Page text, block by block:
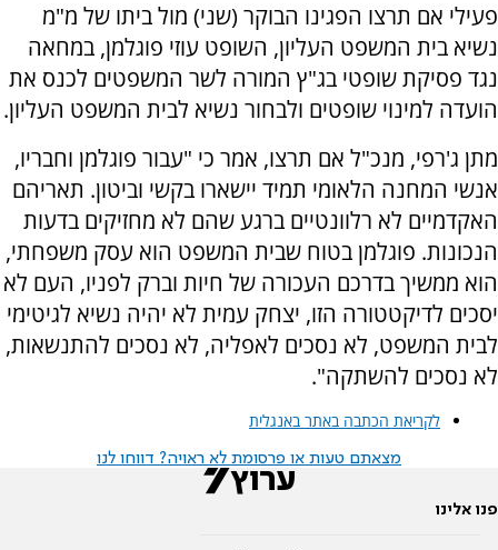
פעילי אם תרצו הפגינו הבוקר (שני) מול ביתו של מ"מ
נשיא בית המשפט העליון, השופט עוזי פוגלמן, במחאה
נגד פסיקת שופטי בג"ץ המורה לשר המשפטים לכנס את
הועדה למינוי שופטים ולבחור נשיא לבית המשפט העליון.
מתן ג'רפי, מנכ"ל אם תרצו, אמר כי "עבור פוגלמן וחבריו,
אנשי המחנה הלאומי תמיד יישארו בקשי וביטון. תאריהם
האקדמיים לא רלוונטיים ברגע שהם לא מחזיקים בדעות
הנכונות. פוגלמן בטוח שבית המשפט הוא עסק משפחתי,
הוא ממשיך בדרכם העכורה של חיות וברק לפניו, העם לא
יסכים לדיקטטורה הזו, יצחק עמית לא יהיה נשיא לגיטימי
לבית המשפט, לא נסכים לאפליה, לא נסכים להתנשאות,
לא נסכים להשתקה".
לקריאת הכתבה באתר באנגלית
מצאתם טעות או פרסומת לא ראויה? דווחו לנו
פנו אלינו